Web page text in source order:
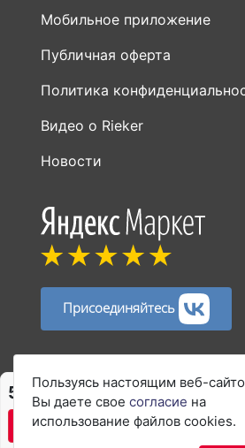
Мобильное приложение
Публичная оферта
Политика
Видео о Rieker
Новости
Присоединяйтесь
Пользуясь настоящим веб-
Вы даете свое согласие на
использование файлов cookies.
5 836 ₽ 7 781 ₽
В КОРЗИНУ